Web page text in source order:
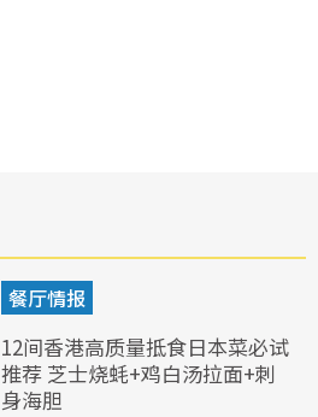
餐厅情报
12间香港高质量抵食日本菜必试
推荐 芝士烧蚝+鸡白汤拉面+刺
身海胆